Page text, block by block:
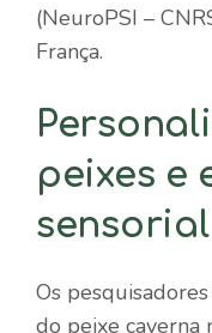
(NeuroPSI –
França.
peixes e
sensorial
Os
do peixe caverna